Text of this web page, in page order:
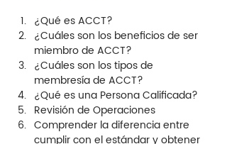
¿Qué es ACCT?
¿Cuáles son los beneficios de ser
miembro de ACCT?
¿Cuáles son los tipos de
membresía de ACCT?
¿Qué es una Persona Calificada?
Revisión de Operaciones
Comprender la diferencia entre
cumplir con el estándar y obtener